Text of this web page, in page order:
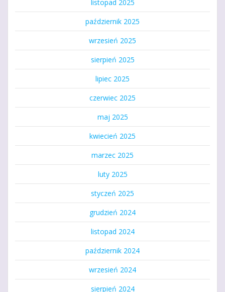
listopad 2025
październik 2025
wrzesień 2025
sierpień 2025
lipiec 2025
czerwiec 2025
maj 2025
kwiecień 2025
marzec 2025
luty 2025
styczeń 2025
grudzień 2024
listopad 2024
październik 2024
wrzesień 2024
sierpień 2024